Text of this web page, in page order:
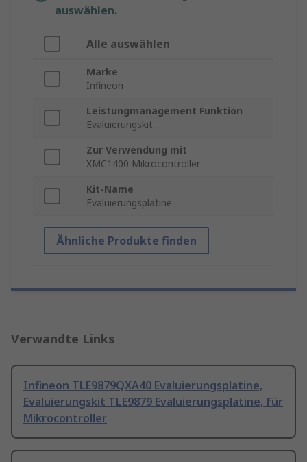
auswählen.
Alle auswählen
Marke
Infineon
Leistungmanagement Funktion
Evaluierungskit
Zur Verwendung mit
XMC1400 Mikrocontroller
Kit-Name
Evaluierungsplatine
Ähnliche Produkte finden
Verwandte Links
Infineon TLE9879QXA40 Evaluierungsplatine,
Evaluierungskit TLE9879 Evaluierungsplatine, für
Mikrocontroller